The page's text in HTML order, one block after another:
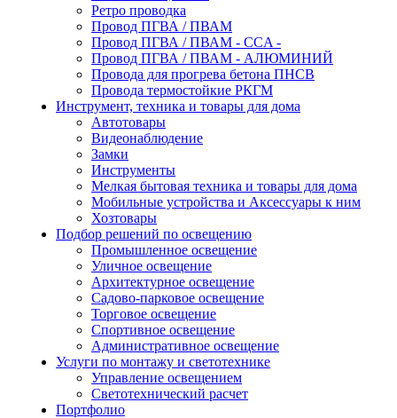
Ретро проводка
Провод ПГВА / ПВАМ
Провод ПГВА / ПВАМ - CCA -
Провод ПГВА / ПВАМ - АЛЮМИНИЙ
Провода для прогрева бетона ПНСВ
Провода термостойкие РКГМ
Инструмент, техника и товары для дома
Автотовары
Видеонаблюдение
Замки
Инструменты
Мелкая бытовая техника и товары для дома
Мобильные устройства и Аксессуары к ним
Хозтовары
Подбор решений по освещению
Промышленное освещение
Уличное освещение
Архитектурное освещение
Садово-парковое освещение
Торговое освещение
Спортивное освещение
Административное освещение
Услуги по монтажу и светотехнике
Управление освещением
Светотехнический расчет
Портфолио